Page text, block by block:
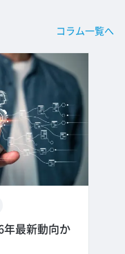
コラム一覧へ
最新動向か